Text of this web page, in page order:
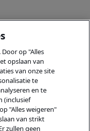
op "Alles
opslaan van
van onze site
te
en te
(inclusief
"Alles weigeren"
van strikt
zullen geen